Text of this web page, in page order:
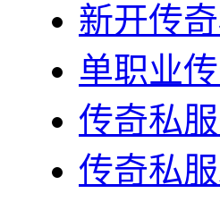
新开传
单职业
传奇私
传奇私